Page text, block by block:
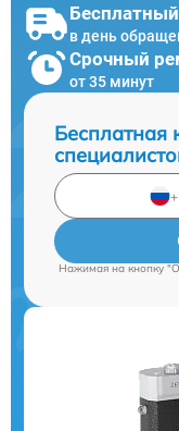
в день
Срочный
от 35 минут
Бесплатная
Нажимая на кнопку